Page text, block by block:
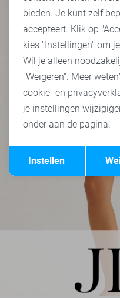
Terug
bieden. Je kunt zelf
accepteert. Klik op
kies "Instellingen" om
Wil je alleen
"Weigeren". Meer
cookie- en
je instellingen
onder aan de pagina.
Instellen